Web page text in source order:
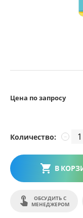
Цена по запросу
Количество: −
В
ОБСУДИТЬ С
МЕНЕДЖЕРОМ